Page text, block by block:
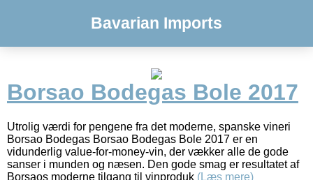
Bavarian Imports
Borsao Bodegas Bole 2017
Utrolig værdi for pengene fra det moderne, spanske vineri
Borsao Bodegas Borsao Bodegas Bole 2017 er en
vidunderlig value-for-money-vin, der vækker alle de gode
sanser i munden og næsen. Den gode smag er resultatet af
Borsaos moderne tilgang til vinproduk (Læs mere)